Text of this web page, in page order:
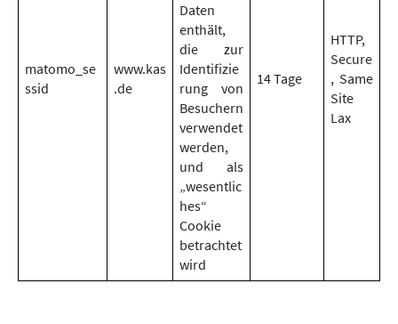
matomo_se
ssid
www.kas
.de
Daten
enthält,
die zur
Identifizie
rung von
Besuchern
verwendet
werden,
und als
„wesentlic
hes“
Cookie
betrachtet
wird
14 Tage
HTTP,
Secure
, Same
Site
Lax